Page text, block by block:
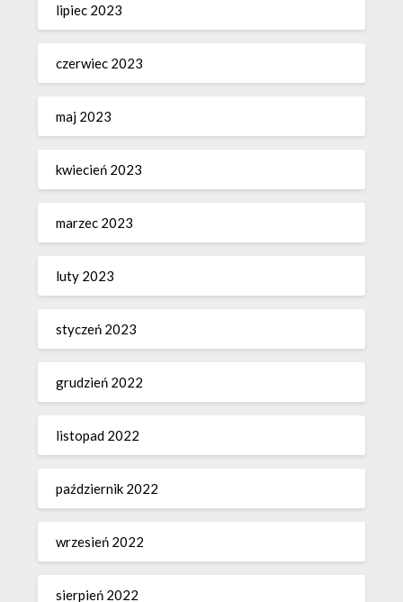
lipiec 2023
czerwiec 2023
maj 2023
kwiecień 2023
marzec 2023
luty 2023
styczeń 2023
grudzień 2022
listopad 2022
październik 2022
wrzesień 2022
sierpień 2022